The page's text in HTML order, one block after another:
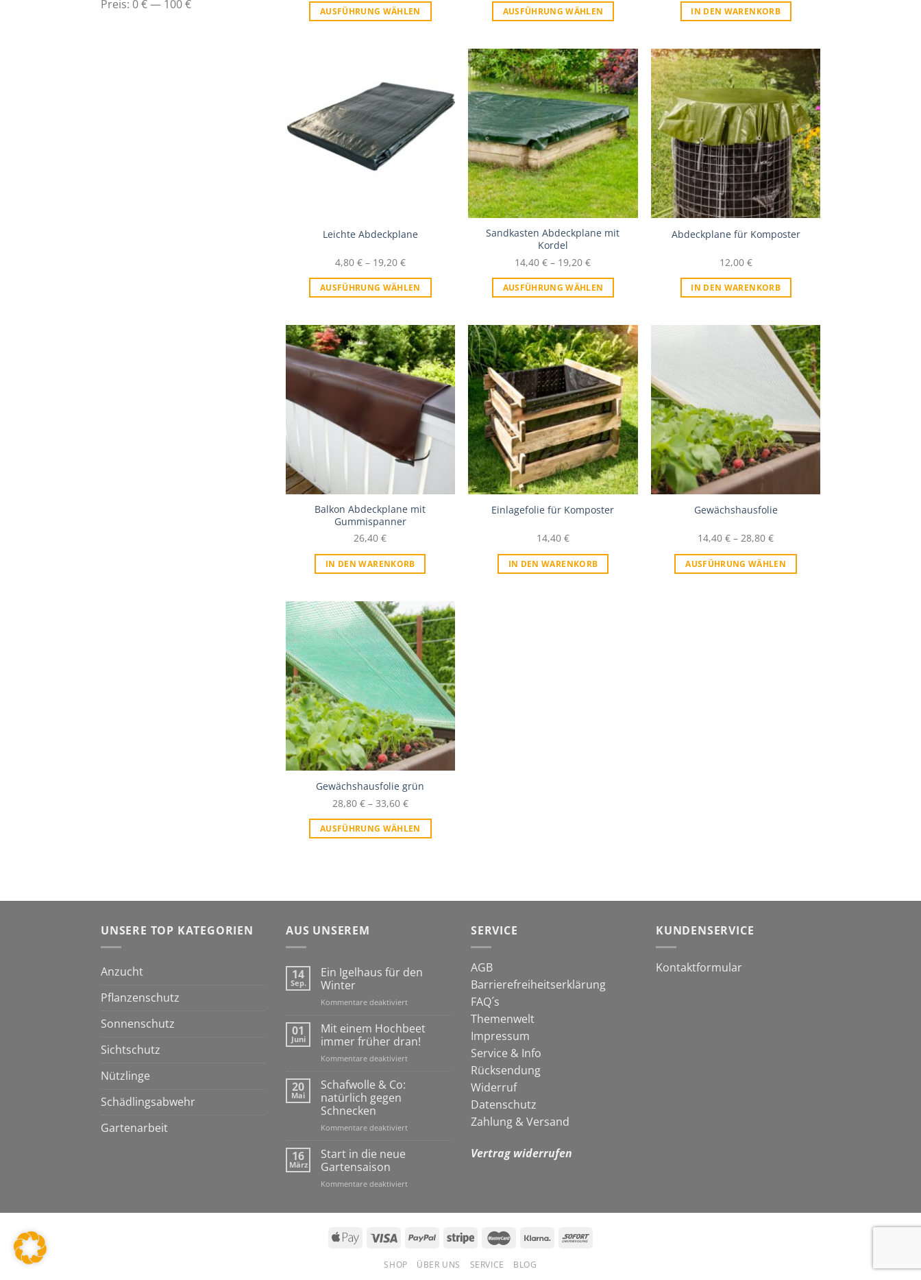
Preis: 0 €— 100 € AUSFÜHRUNG WÄHLEN AUSFÜHRUNG WÄHLEN IN DEN WARENKORB
Zur Wunschliste
Leichte Abdeckplane
4,80 €– 19,20 €
AUSFÜHRUNG WÄHLEN
Zur Wunschliste
Sandkasten Abdeckplane mit
Kordel
14,40€ – 19,20€
AUSFÜHRUNG WÄHLEN
Zur Wunschliste
Abdeckplane für Komposter
12,00 €
IN DEN WARENKORB
Zur Wunschliste
Balkon Abdeckplane mit
Gummispanner
26,40€
IN DEN WARENKORB
Zur Wunschliste
Einlagefolie für Komposter
14,40 €
IN DEN WARENKORB
Zur Wunschliste
Gewächshausfolie
14,40€ –28,80€
AUSFÜHRUNG WÄHLEN
Zur Wunschliste
Gewächshausfolie grün
28,80 €– 33,60 €
AUSFÜHRUNG WÄHLEN
UNSERE TOP KATEGORIEN
Anzucht
Pflanzenschutz
Sonnenschutz
Sichtschutz
Nützlinge
Schädlingsabwehr
Gartenarbeit
AUS UNSEREM
14
Sep.
Ein Igelhaus für den
Winter
Kommentare deaktiviertfür
Igelhaus
den
Winter
01
Juni
Mit einem Hochbeet
immer früher dran!
Kommentare deaktiviertfür
dran!
20
Mai
Schafwolle & Co:
natürlich gegen
Schnecken
Kommentare deaktiviertfür
gegen
16
März
Start in die neue
Gartensaison
Kommentare deaktiviertfür
Gartensaison
SERVICE
AGB
Barrierefreiheitserklärung
FAQ´s
Themenwelt
Impressum
Service & Info
Rücksendung
Widerruf
Datenschutz
Zahlung & Versand
Vertrag widerrufen
KUNDENSERVICE
Kontaktformular
SHOP ÜBER UNS SERVICE BLOG